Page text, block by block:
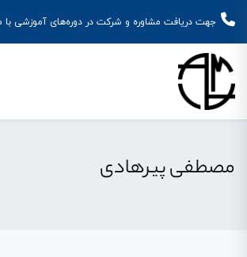
جهت دریافت مشاوره و شرکت در دوره‌های آموزشی با
مصطفی پیرهادی